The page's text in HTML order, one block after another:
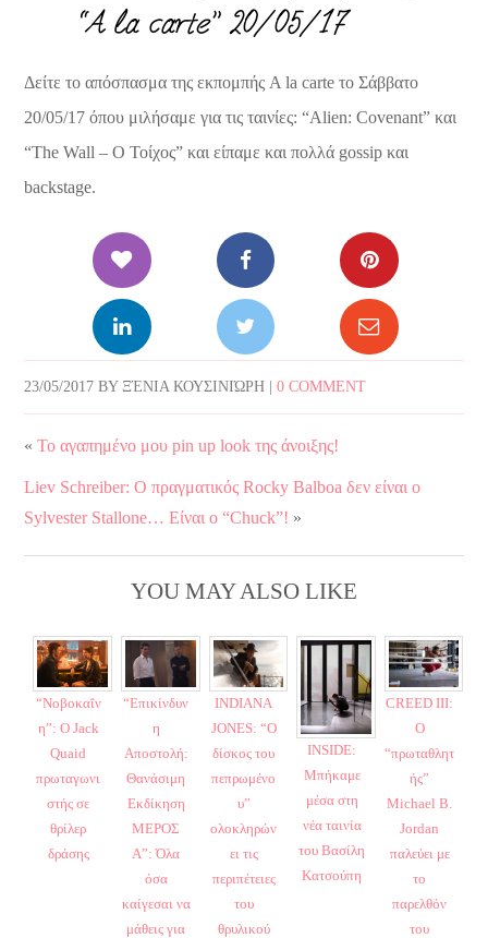
“A la carte” 20/05/17
Δείτε το απόσπασμα της εκπομπής A la carte το Σάββατο
20/05/17 όπου μιλήσαμε για τις ταινίες: “Alien: Covenant” και
“The Wall – Ο Τοίχος” και είπαμε και πολλά gossip και
backstage.
23/05/2017 BYΞΈΝΙΑ ΚΟΥΣΙΝΙΏΡΗ |0 COMMENT
«Το αγαπημένο μου pin up look της άνοιξης!
Liev Schreiber: Ο πραγματικός Rocky Balboa δεν είναι ο
Sylvester Stallone… Είναι ο “Chuck”! »
YOU MAY ALSO LIKE
“Νοβοκαΐν
η”: Ο Jack
Quaid
πρωταγωνι
στής σε
θρίλερ
δράσης
“Επικίνδυν
η
Αποστολή:
Θανάσιμη
Εκδίκηση
ΜΕΡΟΣ
Α”: Όλα
όσα
καίγεσαι να
μάθεις για
INDIANA
JONES: “Ο
δίσκος του
πεπρωμένο
υ”
ολοκληρών
ει τις
περιπέτειες
του
θρυλικού
INSIDE:
Μπήκαμε
μέσα στη
νέα ταινία
του Βασίλη
Κατσούπη
CREED III:
Ο
“πρωταθλητ
ής”
Michael B.
Jordan
παλεύει με
το
παρελθόν
του